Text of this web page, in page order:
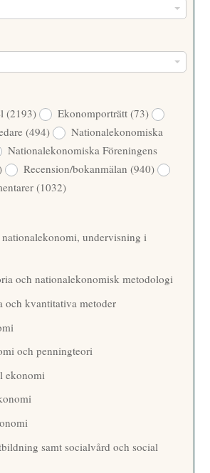
(2193) Ekonomporträtt(73)
(494)
Nationalekonomiska
Nationalekonomiska Föreningens
Recension/bokanmälan(940)
(1032)
undervisning i
och nationalekonomisk metodologi
och kvantitativa metoder
och penningteori
ekonomi
samt socialvård och social